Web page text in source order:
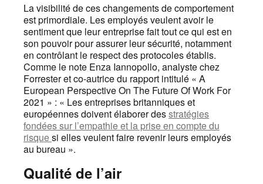
La visibilité de ces changements de comportement
est primordiale. Les employés veulent avoir le
sentiment que leur entreprise fait tout ce qui est en
son pouvoir pour assurer leur sécurité, notamment
en contrôlant le respect des protocoles établis.
Comme le note Enza Iannopollo, analyste chez
Forrester et co-autrice du rapport intitulé « A
European Perspective On The Future Of Work For
2021 » : « Les entreprises britanniques et
européennes doivent élaborer desstratégies
fondées sur l’empathie et la prise en compte du
risquesi elles veulent faire revenir leurs employés
au bureau ».
Qualité de l’air